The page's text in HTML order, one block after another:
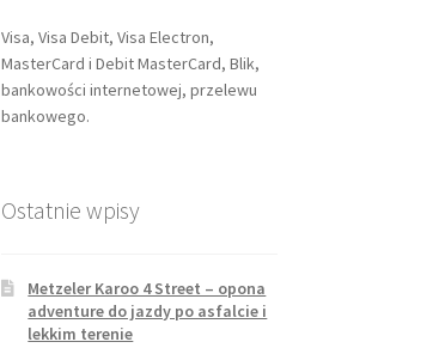
Visa, Visa Debit, Visa Electron,
MasterCard i Debit MasterCard, Blik,
bankowości internetowej, przelewu
bankowego.
Ostatnie wpisy
Metzeler Karoo 4 Street – opona
adventure do jazdy po asfalcie i
lekkim terenie